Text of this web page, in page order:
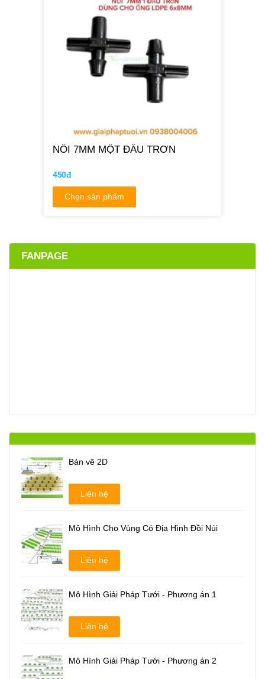
NỐI 7MM MỘT ĐẦU TRƠN
450đ
Chọn sản phẩm
FANPAGE
Bản vẽ 2D
Liên hệ
Mô Hình Cho Vùng Có Địa Hình Đồi Núi
Liên hệ
Mô Hình Giải Pháp Tưới - Phương án 1
Liên hệ
Mô Hình Giải Pháp Tưới - Phương án 2